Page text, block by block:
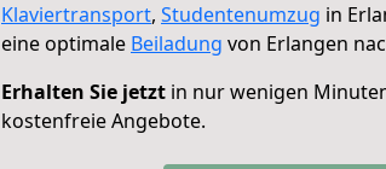
Klaviertransport, Studentenumzug in
eine optimale Beiladung von Erlangen
Erhalten Sie jetzt in nur wenigen
kostenfreie Angebote.